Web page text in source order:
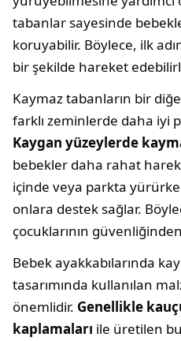
tabanlar sayesinde
koruyabilir. Böylece, ilk
bir şekilde hareket
Kaymaz tabanların bir
farklı zeminlerde daha iyi
Kaygan yüzeylerde
bebekler daha rahat
içinde veya parkta
onlara destek sağlar.
çocuklarının
Bebek ayakkabılarında
tasarımında kullanılan
önemlidir. Genellikle
kaplamaları ile üretilen